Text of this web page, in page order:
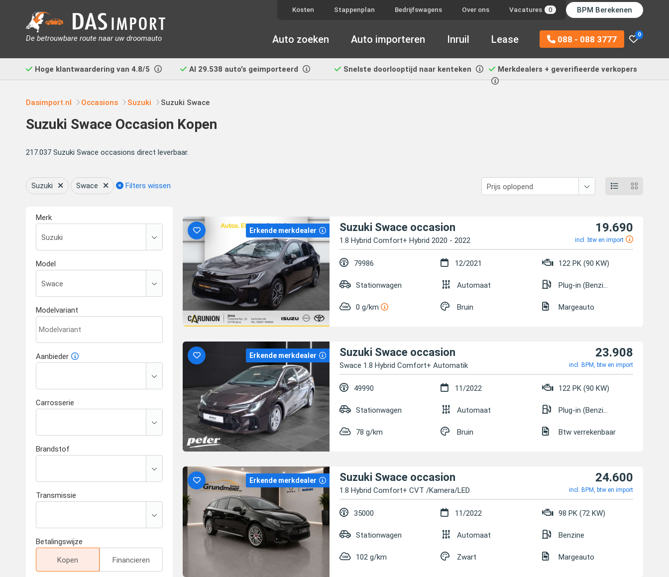
De betrouwbare route naar uw droomauto
Kosten Stappenplan Bedrijfswagens Over ons Vacatures 0 BPM Berekenen
0
088 - 088 3777
Auto zoeken Auto importeren Inruil Lease
Hoge klantwaardering van 4.8/5 Al 29.538 auto's geimporteerd Snelste doorlooptijd naar kenteken Merkdealers + geverifieerde verkopers
Dasimport.nl Occasions Suzuki Suzuki Swace
Suzuki Swace Occasion Kopen
217.037 Suzuki Swace occasions direct leverbaar.
Suzuki Swace Filters wissen
Erkende merkdealer Suzuki Swace occasion
1.8 Hybrid Comfort+ Hybrid 2020 - 2022
19.690
incl. btw en import
79986 12/2021 122 PK (90 KW)
Stationwagen Automaat Plug-in (Benzine/Elektrisch)
0 g/km Bruin Margeauto
Erkende merkdealer Suzuki Swace occasion
Swace 1.8 Hybrid Comfort+ Automatik
23.908
incl. BPM, btw en import
49990 11/2022 122 PK (90 KW)
Stationwagen Automaat Plug-in (Benzine/Elektrisch)
78 g/km Bruin Btw verrekenbaar
Erkende merkdealer Suzuki Swace occasion
1.8 Hybrid Comfort+ CVT /Kamera/LED
24.600
incl. BPM, btw en import
35000 11/2022 98 PK (72 KW)
Stationwagen Automaat Benzine
102 g/km Zwart Margeauto
Merk
Model
Modelvariant
Aanbieder
Carrosserie
Brandstof
Transmissie
Betalingswijze
Kopen Financieren